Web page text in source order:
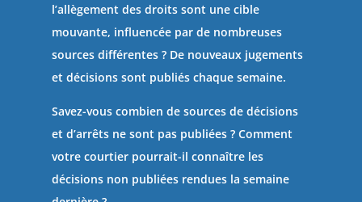
l’allègement des droits sont une cible
mouvante, influencée par de nombreuses
sources différentes ? De nouveaux jugements
et décisions sont publiés chaque semaine.
Savez-vous combien de sources de décisions
et d’arrêts ne sont pas publiées ? Comment
votre courtier pourrait-il connaître les
décisions non publiées rendues la semaine